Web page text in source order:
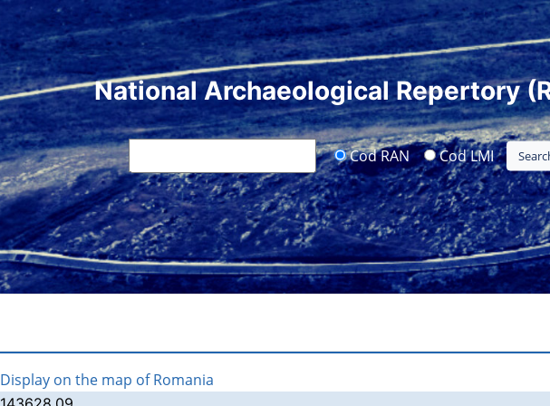
National Archaeological Repertory
Cod RAN Cod LMI
Display on the map of Romania